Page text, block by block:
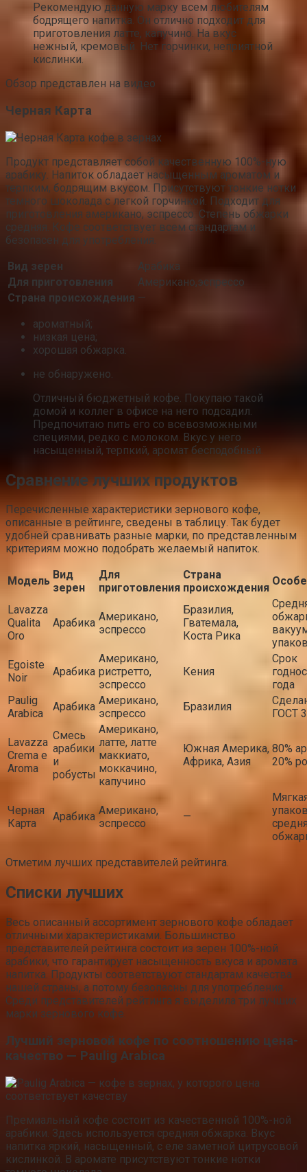
Рекомендую данную марку всем любителям
бодрящего напитка. Он отлично подходит для
приготовления латте, капучино. На вкус
нежный, кремовый. Нет горчинки, неприятной
кислинки.
Обзор представлен на видео
Черная Карта
Продукт представляет собой качественную 100%-ную
арабику. Напиток обладает насыщенным ароматом и
терпким, бодрящим вкусом. Присутствуют тонкие нотки
темного шоколада с легкой горчинкой. Подходит для
приготовления американо, эспрессо. Степень обжарки
средняя. Кофе соответствует всем стандартам и
безопасен для употребления.
Вид зерен
Арабика
Для приготовления
Американо,эспрессо
Страна происхождения —
ароматный;
низкая цена;
хорошая обжарка.
не обнаружено.
Отличный бюджетный кофе. Покупаю такой
домой и коллег в офисе на него подсадил.
Предпочитаю пить его со всевозможными
специями, редко с молоком. Вкус у него
насыщенный, терпкий, аромат бесподобный.
Сравнение лучших продуктов
Перечисленные характеристики зернового кофе,
описанные в рейтинге, сведены в таблицу. Так будет
удобней сравнивать разные марки, по представленным
критериям можно подобрать желаемый напиток.
Модель Вид
зерен
Для
приготовления
Страна
происхождения
Lavazza
Qualita
Oro
Арабика Американо,
эспрессо
Бразилия,
Гватемала,
Коста Рика
Egoiste
Noir
Арабика
Американо,
ристретто,
эспрессо
Кения
Срок
года
Paulig
Arabica
Арабика Американо,
эспрессо
Бразилия
ГОСТ
Lavazza
Crema e
Aroma
Смесь
арабики
и
робусты
Американо,
латте, латте
маккиато,
моккачино,
капучино
Южная Америка,
Африка, Азия
80%
20%
Черная
Карта
Арабика Американо,
эспрессо
—
Отметим лучших представителей рейтинга.
Списки лучших
Весь описанный ассортимент зернового кофе обладает
отличными характеристиками. Большинство
представителей рейтинга состоит из зерен 100%-ной
арабики, что гарантирует насыщенность вкуса и аромата
напитка. Продукты соответствуют стандартам качества
нашей страны, а потому безопасны для употребления.
Среди представителей рейтинга я выделила три лучших
марки зернового кофе.
Лучший зерновой кофе по соотношению цена-
качество — Paulig Arabica
Премиальный кофе состоит из качественной 100%-ной
арабики. Здесь используется средняя обжарка. Вкус
напитка яркий, насыщенный, с еле заметной цитрусовой
кислинкой. В аромате присутствуют тонкие нотки